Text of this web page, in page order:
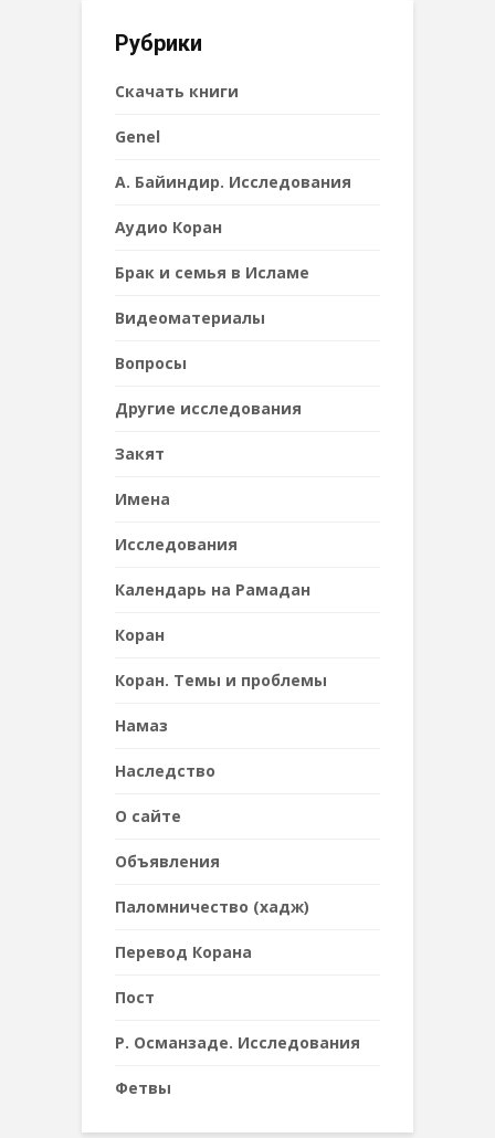
Рубрики
Cкачать книги
Genel
А. Байиндир. Исследования
Аудио Коран
Брак и семья в Исламе
Видеоматериалы
Вопросы
Другие исследования
Закят
Имена
Исследования
Календарь на Рамадан
Коран
Коран. Темы и проблемы
Намаз
Наследствo
О сайте
Объявления
Паломничество (хадж)
Перевод Корана
Пост
Р. Османзаде. Исследования
Фетвы